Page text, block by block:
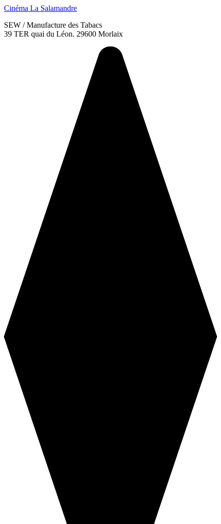
Cinéma La Salamandre
SEW / Manufacture des Tabacs
39 TER quai du Léon. 29600 Morlaix